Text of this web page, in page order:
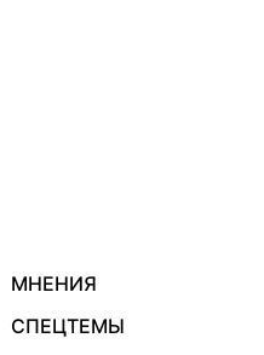
МНЕНИЯ
СПЕЦТЕМЫ